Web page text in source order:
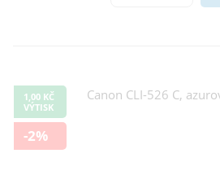
1,00 KČ
VÝTISK
-2%